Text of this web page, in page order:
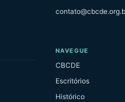
NAVEGUE
CBCDE
Escritórios
Histórico